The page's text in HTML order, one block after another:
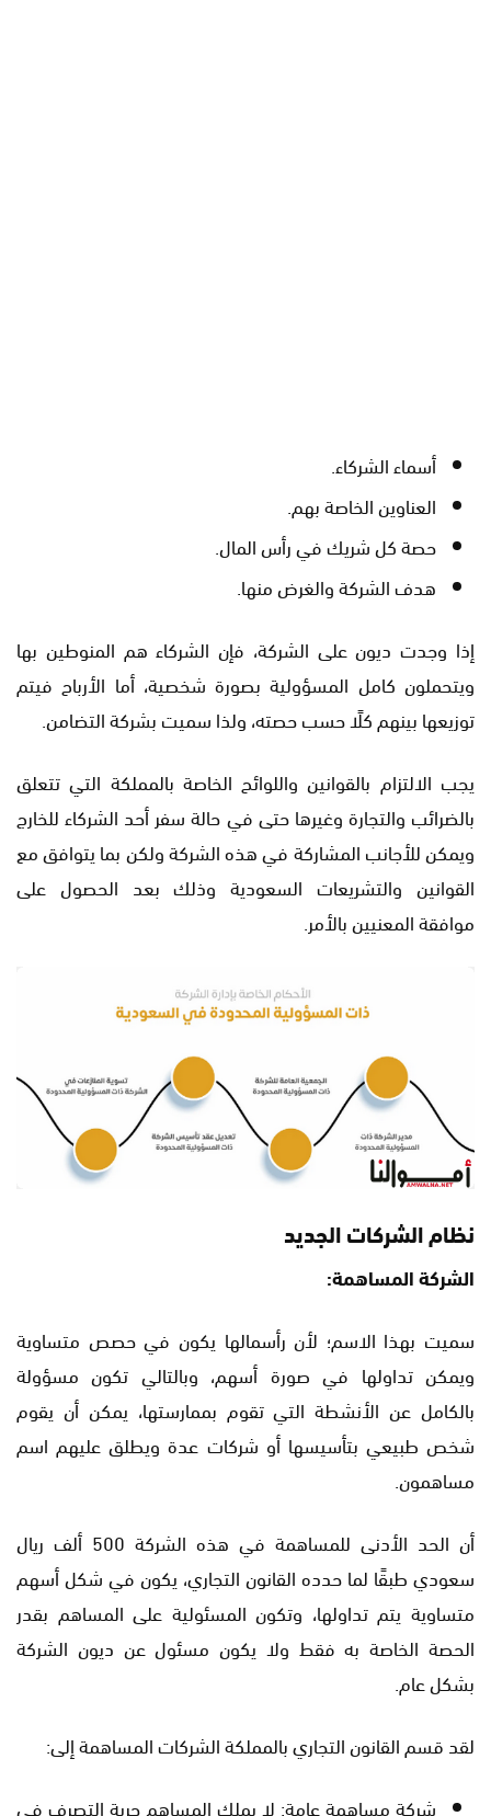
أسماء الشركاء.
العناوين الخاصة بهم.
حصة كل شريك في رأس المال.
هدف الشركة والغرض منها.
إذا وجدت ديون على الشركة، فإن الشركاء هم المنوطين بها
ويتحملون كامل المسؤولية بصورة شخصية، أما الأرباح فيتم
توزيعها بينهم كلًا حسب حصته، ولذا سميت بشركة التضامن.
يجب الالتزام بالقوانين واللوائح الخاصة بالمملكة التي تتعلق
بالضرائب والتجارة وغيرها حتى في حالة سفر أحد الشركاء للخارج
ويمكن للأجانب المشاركة في هذه الشركة ولكن بما يتوافق مع
القوانين والتشريعات السعودية وذلك بعد الحصول على
موافقة المعنيين بالأمر.
نظام الشركات الجديد
الشركة المساهمة:
سميت بهذا الاسم؛ لأن رأسمالها يكون في حصص متساوية
ويمكن تداولها في صورة أسهم، وبالتالي تكون مسؤولة
بالكامل عن الأنشطة التي تقوم بممارستها، يمكن أن يقوم
شخص طبيعي بتأسيسها أو شركات عدة ويطلق عليهم اسم
مساهمون.
أن الحد الأدنى للمساهمة في هذه الشركة 500 ألف ريال
سعودي طبقًا لما حدده القانون التجاري، يكون في شكل أسهم
متساوية يتم تداولها، وتكون المسئولية على المساهم بقدر
الحصة الخاصة به فقط ولا يكون مسئول عن ديون الشركة
بشكل عام.
لقد قسم القانون التجاري بالمملكة الشركات المساهمة إلى:
شركة مساهمة عامة: لا يملك المساهم حرية التصرف في